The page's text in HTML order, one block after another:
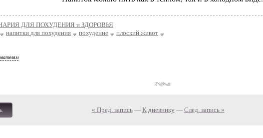
ДЛЯ ПОХУДЕНИЯ и ЗДОРОВЬЯ
напитки для похудения
похудение плоский живот
« Пред. запись— К дневнику — След. запись »